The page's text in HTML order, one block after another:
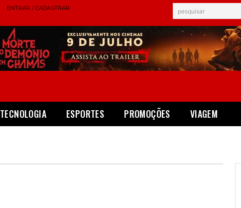
ENTRAR / CADASTRAR pesquisar
TECNOLOGIA ESPORTES PROMOÇÕES VIAGEM